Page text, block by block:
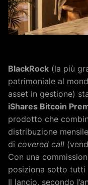
BlackRock (la più
patrimoniale al
asset in gestione)
iShares Bitcoin
prodotto che
distribuzione
di covered call
Con una
posiziona sotto
Il lancio, secondo